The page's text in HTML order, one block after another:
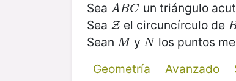
Sea ABC
ABC un triángulo
Sea Z
Zel circuncírculo de B
Sean M
M yN
N los puntos
Geometría
Avanzado